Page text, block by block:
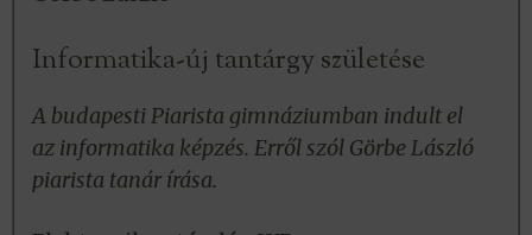
Informatika-új tantárgy születése
A budapesti Piarista gimnáziumban indult el
az informatika képzés. Erről szól Görbe László
piarista tanár írása.